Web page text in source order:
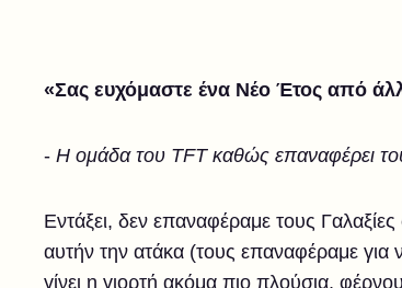
«Σας ευχόμαστε ένα Νέο Έτος από
- Η ομάδα του TFT καθώς επαναφέρει
Εντάξει, δεν επαναφέραμε τους
αυτήν την ατάκα (τους επαναφέραμε για
γίνει η γιορτή ακόμα πιο πλούσια,